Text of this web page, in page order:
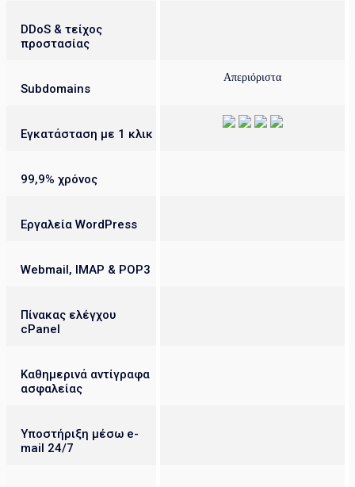
DDoS & τείχος
προστασίας
Subdomains
Απεριόριστα
Εγκατάσταση με 1 κλικ
99,9% χρόνος
Εργαλεία WordPress
Webmail, IMAP & POP3
Πίνακας ελέγχου
cPanel
Καθημερινά αντίγραφα
ασφαλείας
Υποστήριξη μέσω e-
mail 24/7